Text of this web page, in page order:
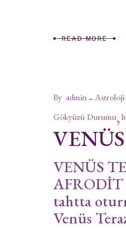
READ MORE
By admin
Gökyüzü Durumu
VENÜS
tahtta
Venüs